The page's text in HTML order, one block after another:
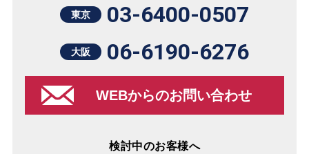
東京 03-6400-0507
大阪 06-6190-6276
WEBからのお問い合わせ
検討中のお客様へ